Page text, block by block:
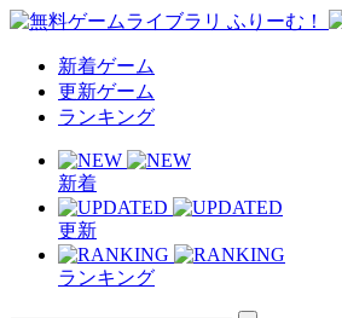
新着ゲーム
更新ゲーム
ランキング
新着
更新
ランキング